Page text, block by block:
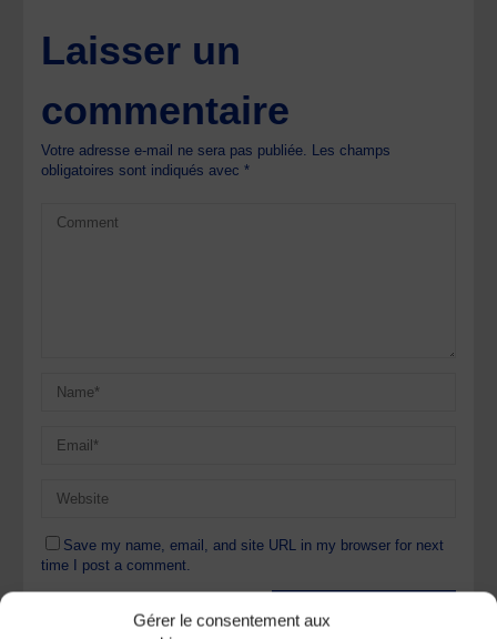
Gérer le consentement aux
Laisser un
commentaire
Votre adresse e-mail ne sera pas publiée. Les champs
obligatoires sont indiqués avec*
Save my name, email, and site URL in my browser for next
time I post a comment.